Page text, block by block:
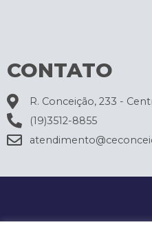
CONTATO
R. Conceição, 233 -
(19)3512-8855